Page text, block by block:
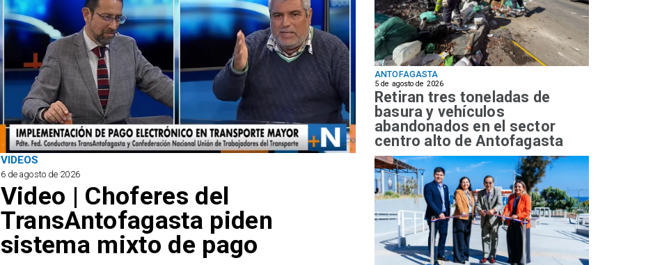
VIDEOS
6 de agosto de 2026
Video | Choferes del
TransAntofagasta piden
sistema mixto de pago
ANTOFAGASTA
5 de agosto de 2026
Retiran tres toneladas de
basura y vehículos
abandonados en el sector
centro alto de Antofagasta